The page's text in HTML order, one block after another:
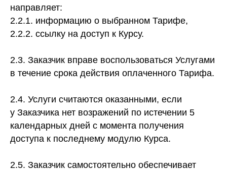
направляет:
2.2.1. информацию о выбранном Тарифе,
2.2.2. ссылку на доступ к Курсу.
2.3. Заказчик вправе воспользоваться Услугами
в течение срока действия оплаченного Тарифа.
2.4. Услуги считаются оказанными, если
у Заказчика нет возражений по истечении 5
календарных дней с момента получения
доступа к последнему модулю Курса.
2.5. Заказчик самостоятельно обеспечивает